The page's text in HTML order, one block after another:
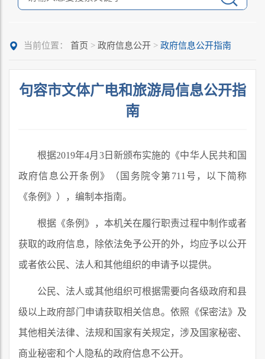
当前位置： 首页 > 政府信息公开 > 政府信息公开指南
句容市文体广电和旅游局信息公开指
南
根据2019年4月3日新颁布实施的《中华人民共和国
政府信息公开条例》（国务院令第711号，以下简称
《条例》），编制本指南。
根据《条例》，本机关在履行职责过程中制作或者
获取的政府信息，除依法免予公开的外，均应予以公开
或者依公民、法人和其他组织的申请予以提供。
公民、法人或其他组织可根据需要向各级政府和县
级以上政府部门申请获取相关信息。依照《保密法》及
其他相关法律、法规和国家有关规定，涉及国家秘密、
商业秘密和个人隐私的政府信息不公开。